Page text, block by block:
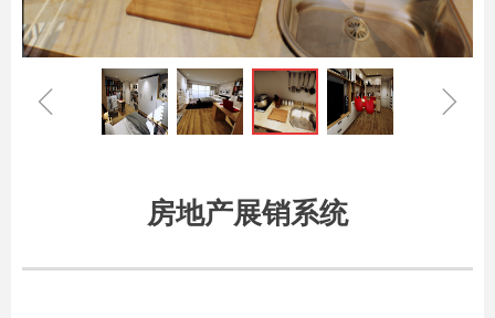
ꁆ ꁇ
房地产展销系统